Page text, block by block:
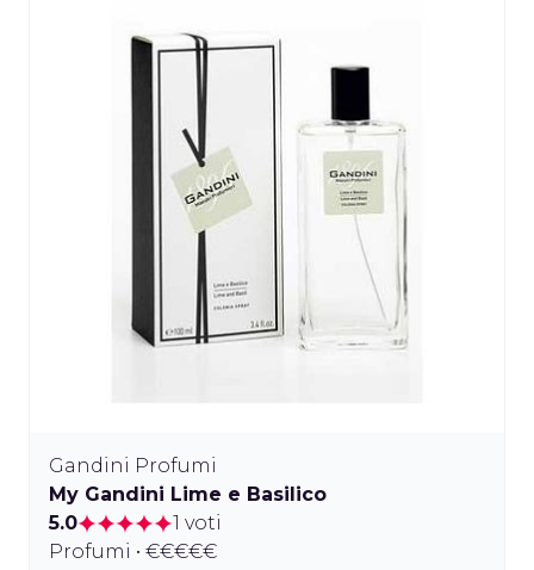
Gandini Profumi
My Gandini Lime e Basilico
5.0
1 voti
Profumi • €€€€€